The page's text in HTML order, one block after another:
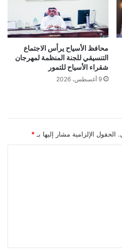
محافظ الأسياح يرأس الاجتماع
التنسيقي للجنة المنظمة لمهرجان
شقراء الأسياح للتمور
9 أغسطس، 2026
الحقول الإلزامية مشار إليها بـ *